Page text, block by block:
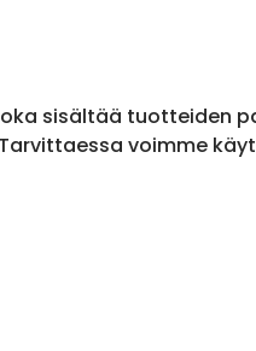
sisältää tuotteiden
voimme